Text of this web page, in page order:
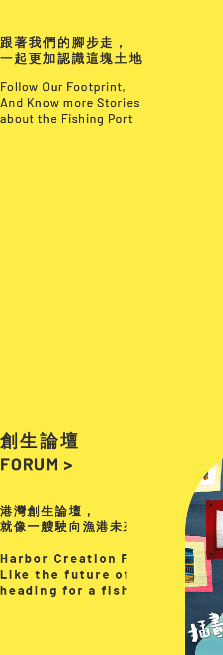
跟著我們的腳步走，
一起更加認識這塊土地
Follow Our Footprint,
And Know more Stories
about the Fishing Port
創生論壇
FORUM >
港灣創生論壇，
就像一艘駛向漁港未來的方舟
Harbor Creation Forum,
Like the future of a ship
heading for a fishing port